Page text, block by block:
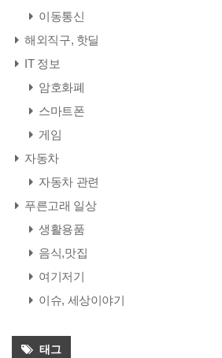
이동통신
해외직구, 핫딜
IT 정보
암호화폐
스마트폰
게임
자동차
자동차 관련
푸른고래 일상
생활용품
음식,맛집
여기저기
이슈, 세상이야기
태그